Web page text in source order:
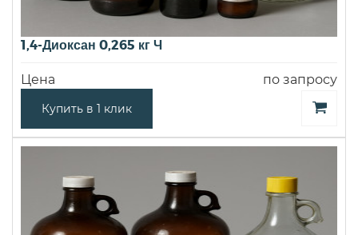
1,4-Диоксан 0,265 кг Ч
Цена по запросу
Купить в 1 клик